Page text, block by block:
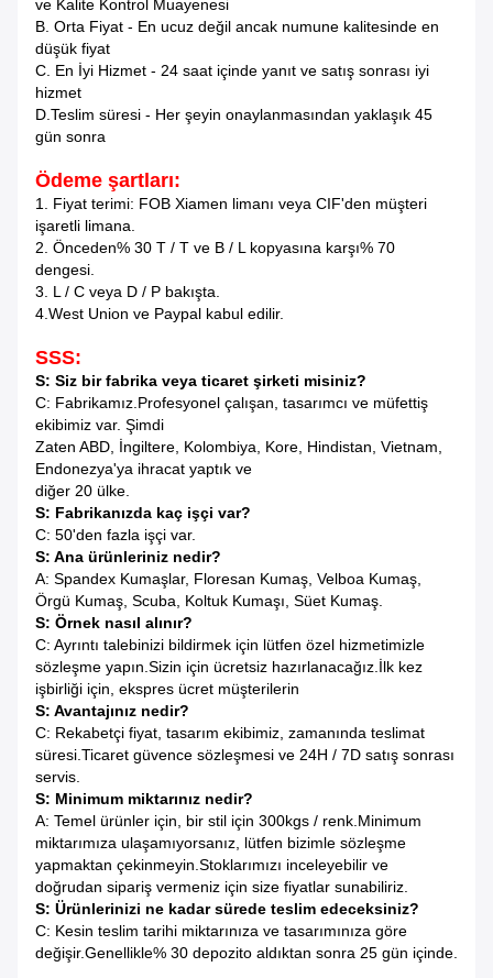
ve Kalite Kontrol Muayenesi
B. Orta Fiyat - En ucuz değil ancak numune kalitesinde en
düşük fiyat
C. En İyi Hizmet - 24 saat içinde yanıt ve satış sonrası iyi
hizmet
D.Teslim süresi - Her şeyin onaylanmasından yaklaşık 45
gün sonra
Ödeme şartları:
1. Fiyat terimi: FOB Xiamen limanı veya CIF'den müşteri
işaretli limana.
2. Önceden% 30 T / T ve B / L kopyasına karşı% 70
dengesi.
3. L / C veya D / P bakışta.
4.West Union ve Paypal kabul edilir.
SSS:
S: Siz bir fabrika veya ticaret şirketi misiniz?
C: Fabrikamız.Profesyonel çalışan, tasarımcı ve müfettiş
ekibimiz var. Şimdi
Zaten ABD, İngiltere, Kolombiya, Kore, Hindistan, Vietnam,
Endonezya'ya ihracat yaptık ve
diğer 20 ülke.
S: Fabrikanızda kaç işçi var?
C: 50'den fazla işçi var.
S: Ana ürünleriniz nedir?
A: Spandex Kumaşlar, Floresan Kumaş, Velboa Kumaş,
Örgü Kumaş, Scuba, Koltuk Kumaşı, Süet Kumaş.
S: Örnek nasıl alınır?
C: Ayrıntı talebinizi bildirmek için lütfen özel hizmetimizle
sözleşme yapın.Sizin için ücretsiz hazırlanacağız.İlk kez
işbirliği için, ekspres ücret müşterilerin
S: Avantajınız nedir?
C: Rekabetçi fiyat, tasarım ekibimiz, zamanında teslimat
süresi.Ticaret güvence sözleşmesi ve 24H / 7D satış sonrası
servis.
S: Minimum miktarınız nedir?
A: Temel ürünler için, bir stil için 300kgs / renk.Minimum
miktarımıza ulaşamıyorsanız, lütfen bizimle sözleşme
yapmaktan çekinmeyin.Stoklarımızı inceleyebilir ve
doğrudan sipariş vermeniz için size fiyatlar sunabiliriz.
S: Ürünlerinizi ne kadar sürede teslim edeceksiniz?
C: Kesin teslim tarihi miktarınıza ve tasarımınıza göre
değişir.Genellikle% 30 depozito aldıktan sonra 25 gün içinde.